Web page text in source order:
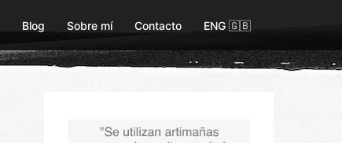
Blog Sobre mí Contacto ENG 🇬🇧